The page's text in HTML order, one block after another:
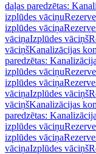
daļas paredzētas:
izplūdes vāciņu
izplūdes vāciņa
vāciņaIzplūdes vāciņš
vāciņšKanalizācijas
paredzētas:
izplūdes vāciņu
izplūdes vāciņa
vāciņaIzplūdes vāciņš
vāciņšKanalizācijas
paredzētas:
izplūdes vāciņu
izplūdes vāciņa
vāciņaIzplūdes vāciņš